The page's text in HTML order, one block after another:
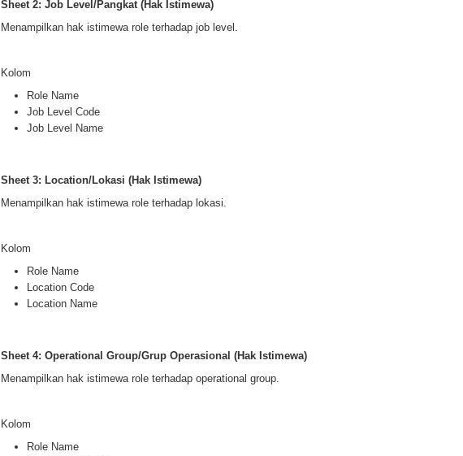
Sheet 2: Job Level/Pangkat (Hak Istimewa)
Menampilkan hak istimewa role terhadap job level.
Kolom
Role Name
Job Level Code
Job Level Name
Sheet 3: Location/Lokasi (Hak Istimewa)
Menampilkan hak istimewa role terhadap lokasi.
Kolom
Role Name
Location Code
Location Name
Sheet 4: Operational Group/Grup Operasional (Hak Istimewa)
Menampilkan hak istimewa role terhadap operational group.
Kolom
Role Name